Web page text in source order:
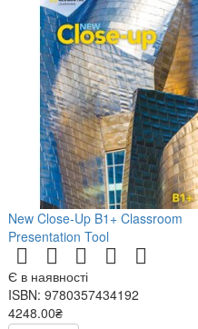
New Close-Up B1+ Classroom
Presentation Tool
Є в наявності
ISBN: 9780357434192
4248.00₴